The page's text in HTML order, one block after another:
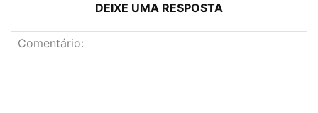
DEIXE UMA RESPOSTA